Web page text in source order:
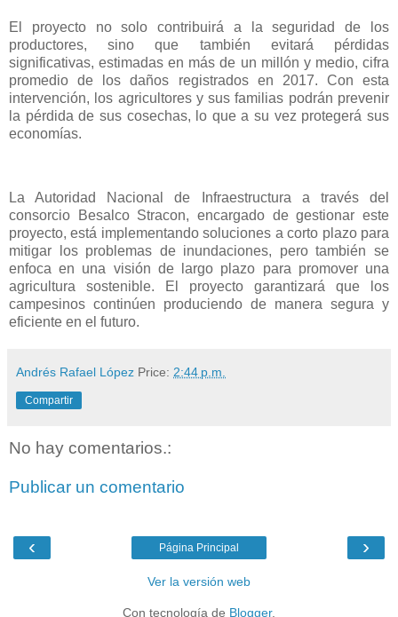
El proyecto no solo contribuirá a la seguridad de los
productores, sino que también evitará pérdidas
significativas, estimadas en más de un millón y medio, cifra
promedio de los daños registrados en 2017. Con esta
intervención, los agricultores y sus familias podrán prevenir
la pérdida de sus cosechas, lo que a su vez protegerá sus
economías.
La Autoridad Nacional de Infraestructura a través del
consorcio Besalco Stracon, encargado de gestionar este
proyecto, está implementando soluciones a corto plazo para
mitigar los problemas de inundaciones, pero también se
enfoca en una visión de largo plazo para promover una
agricultura sostenible. El proyecto garantizará que los
campesinos continúen produciendo de manera segura y
eficiente en el futuro.
Andrés Rafael López Price: 2:44 p.m.
Compartir
No hay comentarios.:
Publicar un comentario
‹ ›
Página Principal
Ver la versión web
Con tecnología de Blogger.